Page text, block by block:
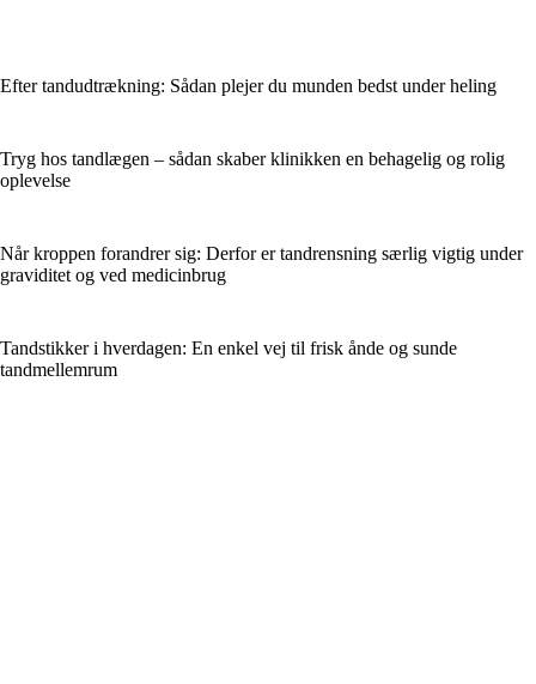
Efter tandudtrækning: Sådan plejer du munden bedst under heling
Tryg hos tandlægen – sådan skaber klinikken en behagelig og rolig
oplevelse
Når kroppen forandrer sig: Derfor er tandrensning særlig vigtig under
graviditet og ved medicinbrug
Tandstikker i hverdagen: En enkel vej til frisk ånde og sunde
tandmellemrum